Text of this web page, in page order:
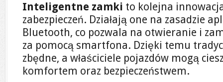
Inteligentne zamki to kolejna
zabezpieczeń. Działają one na zasadzie
Bluetooth, co pozwala na otwieranie i
za pomocą smartfona. Dzięki temu
zbędne, a właściciele pojazdów mogą
komfortem oraz bezpieczeństwem.